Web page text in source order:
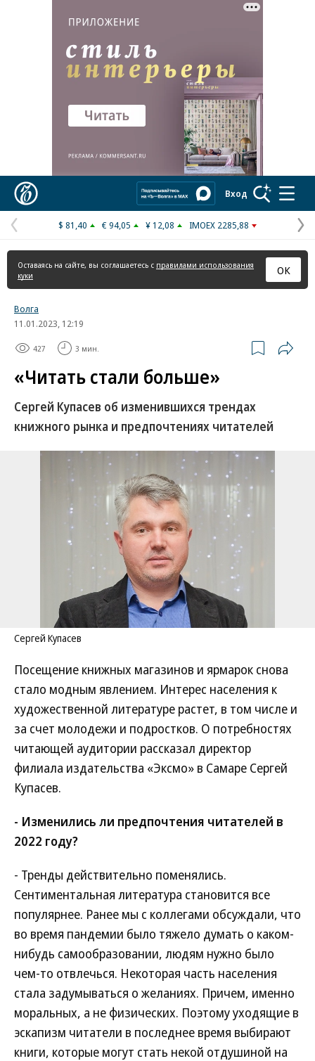
Реклама в «Ъ» www.kommersant.ru/ad
Вход
Предыдущая
страница
$ 81,40 € 94,05 ¥ 12,08 IMOEX 2285,88
Оставаясь на сайте, вы соглашаетесь с правилами использования
куки
ОК
Волга
11.01.2023, 12:19
427 3 мин.
«Читать стали больше»
Сергей Купасев об изменившихся трендах
книжного рынка и предпочтениях читателей
Сергей Купасев
Посещение книжных магазинов и ярмарок снова
стало модным явлением. Интерес населения к
художественной литературе растет, в том числе и
за счет молодежи и подростков. О потребностях
читающей аудитории рассказал директор
филиала издательства «Эксмо» в Самаре Сергей
Купасев.
- Изменились ли предпочтения читателей в
2022 году?
- Тренды действительно поменялись.
Сентиментальная литература становится все
популярнее. Ранее мы с коллегами обсуждали, что
во время пандемии было тяжело думать о каком-
нибудь самообразовании, людям нужно было
чем-то отвлечься. Некоторая часть населения
стала задумываться о желаниях. Причем, именно
моральных, а не физических. Поэтому уходящие в
эскапизм читатели в последнее время выбирают
книги, которые могут стать некой отдушиной на